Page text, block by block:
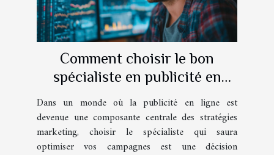
Comment choisir le bon
spécialiste en publicité en
ligne pour optimiser vos
campagnes
Dans un monde où la publicité en ligne est
devenue une composante centrale des stratégies
marketing, choisir le spécialiste qui saura
optimiser vos campagnes est une décision